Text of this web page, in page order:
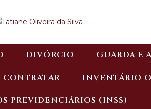
DIVÓRCIO GUARDA E
CONTRATAR INVENTÁRIO
PREVIDENCIÁRIOS (INSS)